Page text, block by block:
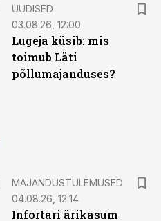
UUDISED
03.08.26, 12:00
Lugeja küsib: mis
toimub Läti
põllumajanduses?
MAJANDUSTULEMUSED
04.08.26, 12:14
Infortari ärikasum